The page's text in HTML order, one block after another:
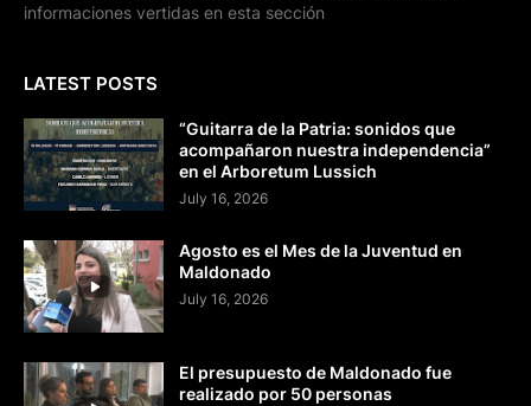
informaciones vertidas en esta sección
LATEST POSTS
“Guitarra de la Patria: sonidos que
acompañaron nuestra independencia”
en el Arboretum Lussich
July 16, 2026
Agosto es el Mes de la Juventud en
Maldonado
July 16, 2026
El presupuesto de Maldonado fue
realizado por 50 personas